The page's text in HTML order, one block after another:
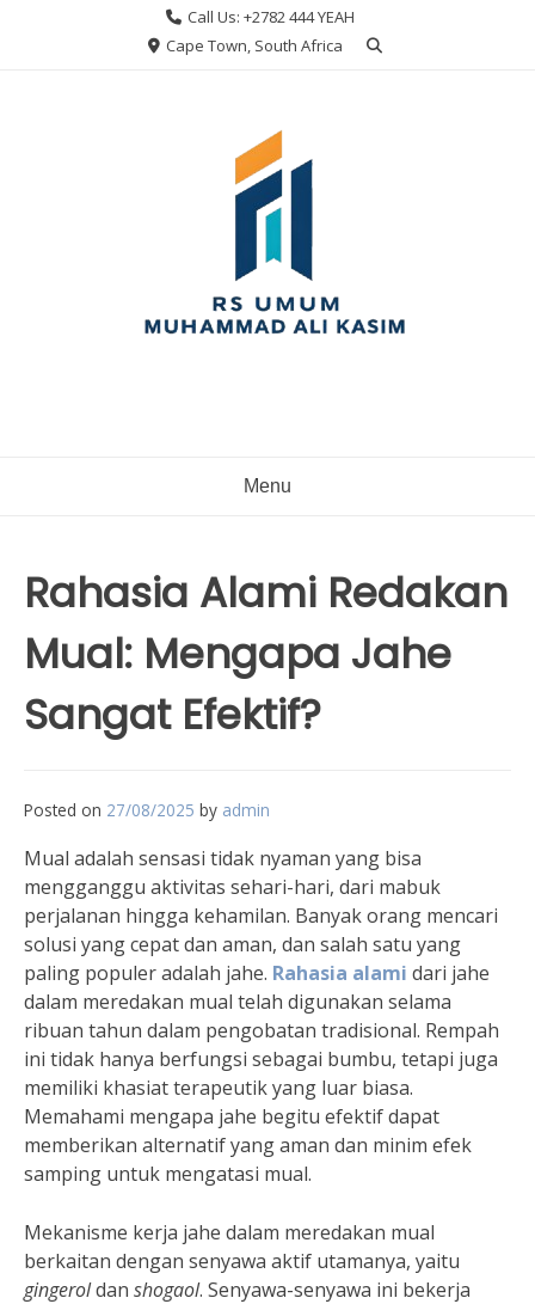
Call Us: +2782 444 YEAH
Cape Town, South Africa
Menu
Rahasia Alami Redakan
Mual: Mengapa Jahe
Sangat Efektif?
Posted on 27/08/2025 by admin
Mual adalah sensasi tidak nyaman yang bisa
mengganggu aktivitas sehari-hari, dari mabuk
perjalanan hingga kehamilan. Banyak orang mencari
solusi yang cepat dan aman, dan salah satu yang
paling populer adalah jahe. Rahasia alami dari jahe
dalam meredakan mual telah digunakan selama
ribuan tahun dalam pengobatan tradisional. Rempah
ini tidak hanya berfungsi sebagai bumbu, tetapi juga
memiliki khasiat terapeutik yang luar biasa.
Memahami mengapa jahe begitu efektif dapat
memberikan alternatif yang aman dan minim efek
samping untuk mengatasi mual.
Mekanisme kerja jahe dalam meredakan mual
berkaitan dengan senyawa aktif utamanya, yaitu
gingeroldan shogaol. Senyawa-senyawa ini bekerja